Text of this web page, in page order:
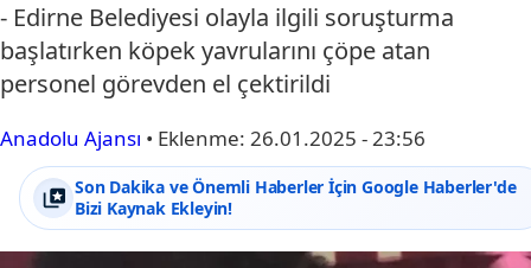
- Edirne Belediyesi olayla ilgili soruşturma
başlatırken köpek yavrularını çöpe atan
personel görevden el çektirildi
Anadolu Ajansı • Eklenme: 26.01.2025 - 23:56
Son Dakika ve Önemli Haberler İçin Google Haberler'de
Bizi Kaynak Ekleyin!